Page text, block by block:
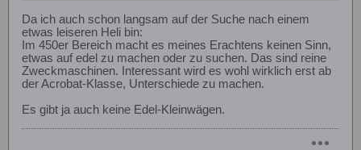
Da ich auch schon langsam auf der Suche nach einem
etwas leiseren Heli bin:
Im 450er Bereich macht es meines Erachtens keinen Sinn,
etwas auf edel zu machen oder zu suchen. Das sind reine
Zweckmaschinen. Interessant wird es wohl wirklich erst ab
der Acrobat-Klasse, Unterschiede zu machen.
Es gibt ja auch keine Edel-Kleinwägen.